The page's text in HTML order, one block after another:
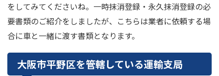
をしてみてくださいね。一時抹消登録・永久抹消登録の必
要書類のご紹介をしましたが、こちらは業者に依頼する場
合に車と一緒に渡す書類となります。
大阪市平野区を管轄している運輸支局